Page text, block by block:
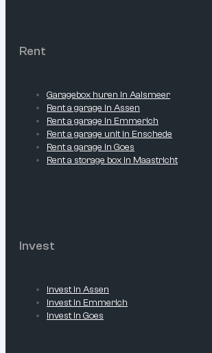
Rent
Garagebox huren in Aalsmeer
Rent a garage in Assen
Rent a garage in Emmerich
Rent a garage unit in Enschede
Rent a garage in Goes
Rent a storage box in Maastricht
Invest
Invest in Assen
Invest in Emmerich
Invest in Goes